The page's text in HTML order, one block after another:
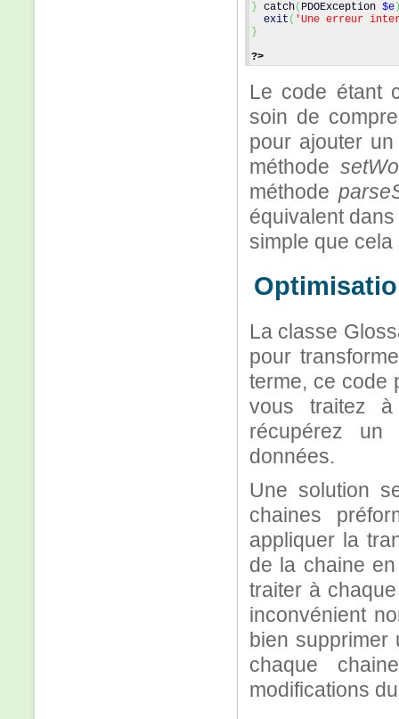
} catch( PDOException $e
exit ( 'Une erreur
}
?>
Le code étant
soin de
pour ajouter
méthode
méthode
équivalent
simple que cela
La classe
pour
terme, ce code
vous traitez
récupérez
données.
Une solution
chaines
appliquer la
de la chaine
traiter à
inconvénient
bien supprimer
chaque
modifications